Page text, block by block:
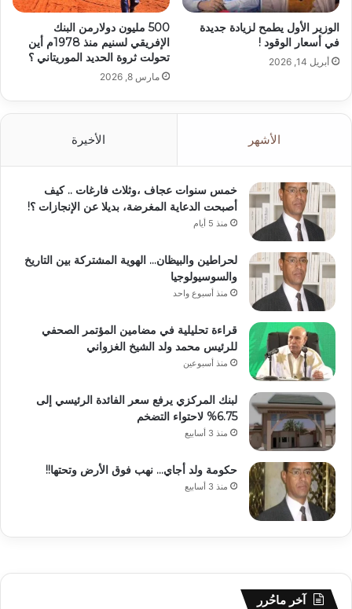
الوزير الأول يطمح لزيادة جديدة
في أسعار الوقود !
أبريل 14, 2026
500 مليون دولارمن البنك
الإفريقي لسنيم منذ 1978م أين
تحولت ثروة الحديد الموريتاني ؟
مارس 8, 2026
الأشهر الأخيرة
خمس سنوات عجاف ،وثلاث فارغات .. كيف
أصبحت الدعاية المغرضة، بديلا عن الإنجازات ؟!
منذ 5 أيام
لحراطين والبيظان… الهوية المشتركة بين التاريخ
والسوسيولوجيا
منذ أسبوع واحد
قراءة تحليلية في مضامين المؤتمر الصحفي
للرئيس محمد ولد الشيخ الغزواني
منذ أسبوعين
لبنك المركزي يرفع سعر الفائدة الرئيسي إلى
6.75% لاحتواء التضخم
منذ 3 أسابيع
حكومة ولد أجاي… نهب فوق الأرض وتحتها!!
منذ 3 أسابيع
آخر ماحُرر